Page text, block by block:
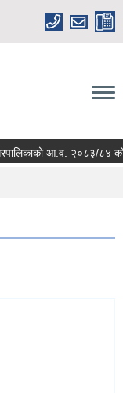
आ.व. २०८३/८४ को